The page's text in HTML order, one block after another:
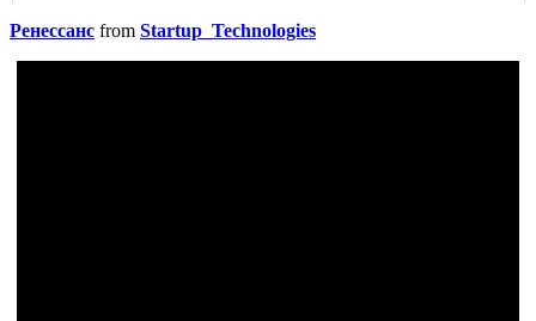
Ренессанс from Startup_Technologies